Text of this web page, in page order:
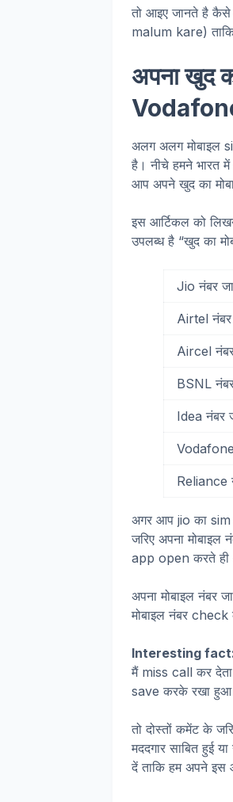
तो आइए जानते है
malum kare)
अपना खुद
अलग अलग मोबाइल
है। नीचे हमने भारत
आप अपने खुद का
इस आर्टिकल को
उपलब्ध है “खुद का
Jio नंबर
Airtel
Aircel
BSNL
Idea नंबर
Reliance
अगर आप jio का sim
जरिए अपना
app open करते ही
अपना मोबाइल नंबर
मोबाइल नंबर
Interesting
मैं miss call कर देता
save करके रखा हुआ
तो दोस्तों कमेंट के
मददगार साबित हुई
दें ताकि हम अपने